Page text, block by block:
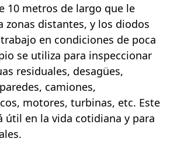
10 metros de largo que le
zonas distantes, y los diodos
en condiciones de poca
se utiliza para inspeccionar
residuales, desagües,
camiones,
motores, turbinas, etc. Este
útil en la vida cotidiana y para